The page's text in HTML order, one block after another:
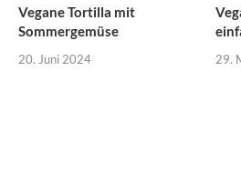
Vegane Tortilla mit
Sommergemüse
20. Juni 2024 29.